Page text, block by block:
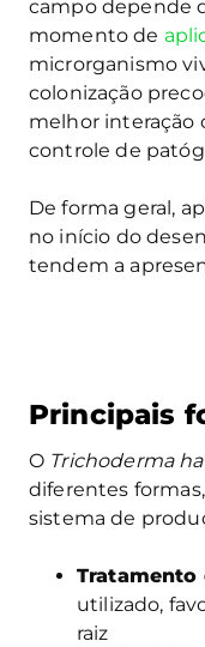
campo depende
momento de
microrganismo
colonização
melhor interação
controle de
De forma geral,
no início do
tendem a
Principais
O Trichoderma
diferentes
sistema de
Tratamento
utilizado,
raiz